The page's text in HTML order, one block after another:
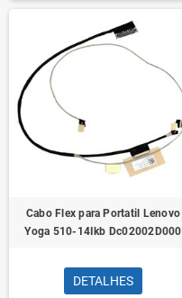
Cabo Flex para Portatil Lenovo
Yoga 510-14Ikb Dc02002D000
DETALHES